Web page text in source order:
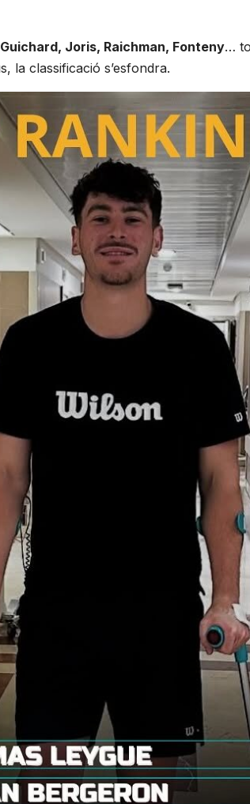
Guichard, Joris, Raichman, Fonteny…
la classificació s’esfondra.